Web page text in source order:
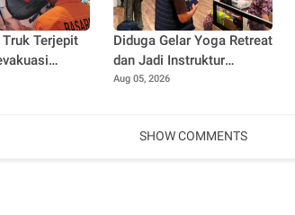
Terjepit
SAR
Diduga Gelar Yoga Retreat
dan Jadi Instruktur
Meditasi, WNA Australia
Aug 05, 2026
SHOW COMMENTS